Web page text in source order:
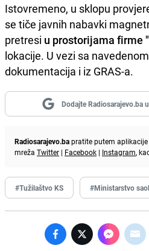
Istovremeno, u sklopu
se tiče javnih nabavki
pretresi u prostorijama firme
lokacije. U vezi sa
dokumentacija i iz GRAS-a.
Dodajte Radiosarajevo.ba
Radiosarajevo.bapratite putem aplikacije
mreža Twitter | Facebook | Instagram,
#Tužilaštvo KS #Ministarstvo